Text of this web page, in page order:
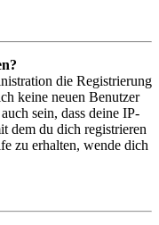
die Registrierung
keine neuen Benutzer
sein, dass deine IP-
dem du dich registrieren
zu erhalten, wende dich